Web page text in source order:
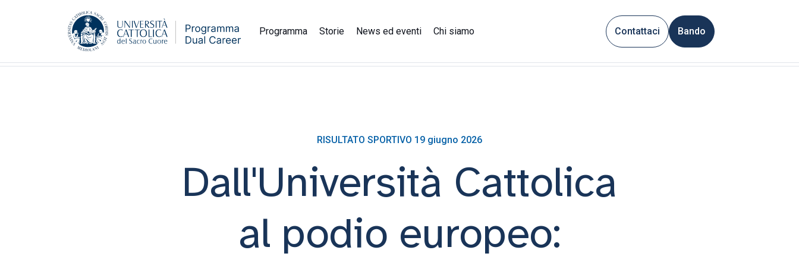
Programma Storie News ed eventi Chi siamo Contattaci
Bando
Dall'Università Cattolica al podio europeo: bronzo per Mariella Viale
RISULTATO SPORTIVO 19 giugno 2026
Dall'Università Cattolica
al podio europeo: